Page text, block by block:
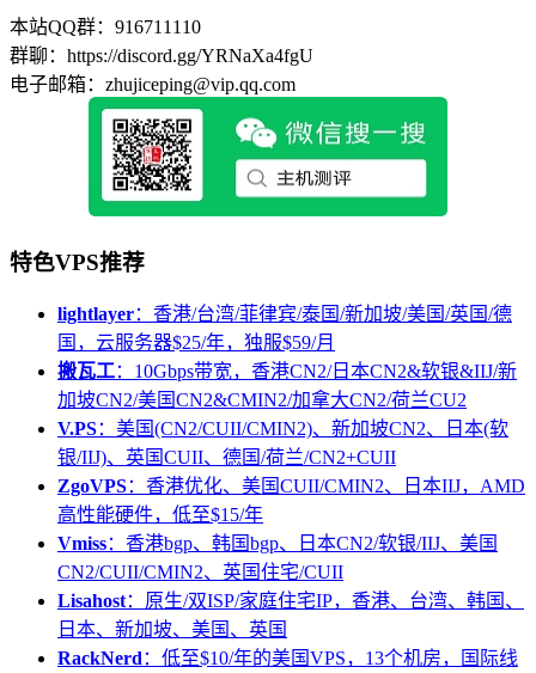
本站QQ群：916711110
群聊：https://discord.gg/YRNaXa4fgU
电子邮箱：zhujiceping@vip.qq.com
特色VPS推荐
lightlayer：香港/台湾/菲律宾/泰国/新加坡/美国/英国/德
国，云服务器$25/年，独服$59/月
搬瓦工：10Gbps带宽，香港CN2/日本CN2&软银&IIJ/新
加坡CN2/美国CN2&CMIN2/加拿大CN2/荷兰CU2
V.PS：美国(CN2/CUII/CMIN2)、新加坡CN2、日本(软
银/IIJ)、英国CUII、德国/荷兰/CN2+CUII
ZgoVPS：香港优化、美国CUII/CMIN2、日本IIJ，AMD
高性能硬件，低至$15/年
Vmiss：香港bgp、韩国bgp、日本CN2/软银/IIJ、美国
CN2/CUII/CMIN2、英国住宅/CUII
Lisahost：原生/双ISP/家庭住宅IP，香港、台湾、韩国、
日本、新加坡、美国、英国
RackNerd ：低至$10/年的美国VPS，13个机房，国际线